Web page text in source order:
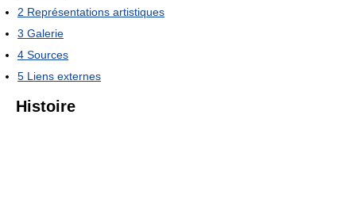
2 Représentations artistiques
3 Galerie
4 Sources
5 Liens externes
Histoire